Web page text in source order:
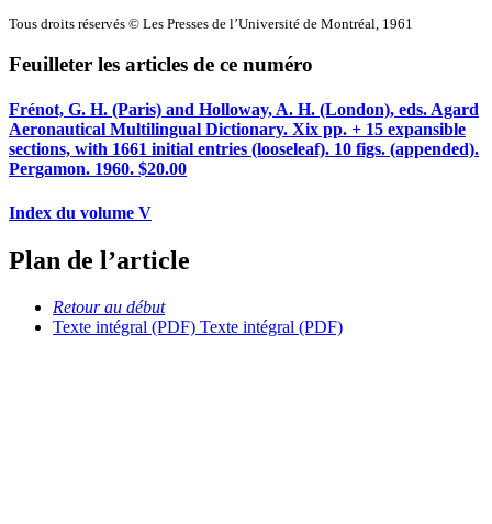
Tous droits réservés © Les Presses de l’Université de Montréal, 1961
Feuilleter les articles de ce numéro
Frénot, G. H. (Paris) and Holloway, A. H. (London), eds. Agard
Aeronautical Multilingual Dictionary. Xix pp. + 15 expansible
sections, with 1661 initial entries (looseleaf). 10 figs. (appended).
Pergamon. 1960. $20.00
Index du volume V
Plan de l’article
Retour au début
Texte intégral (PDF) Texte intégral (PDF)